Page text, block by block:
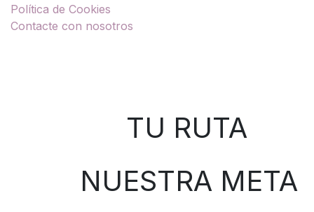
Política de Cookies
Contacte con nosotros
TU RUTA
NUESTRA META